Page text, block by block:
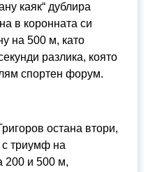
каяк“ дублира
в коронната си
на 500 м, като
разлика, която
спортен форум.
остана втори,
триумф на
200 и 500 м,